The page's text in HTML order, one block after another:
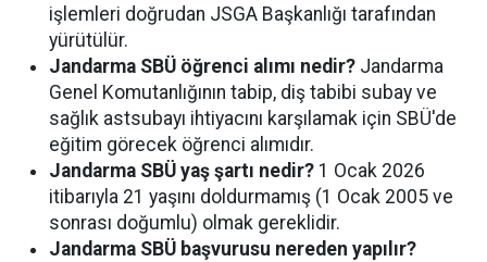
işlemleri doğrudan JSGA Başkanlığı tarafından
yürütülür.
Jandarma SBÜ öğrenci alımı nedir? Jandarma
Genel Komutanlığının tabip, diş tabibi subay ve
sağlık astsubayı ihtiyacını karşılamak için SBÜ'de
eğitim görecek öğrenci alımıdır.
Jandarma SBÜ yaş şartı nedir? 1 Ocak 2026
itibarıyla 21 yaşını doldurmamış (1 Ocak 2005 ve
sonrası doğumlu) olmak gereklidir.
Jandarma SBÜ başvurusu nereden yapılır?